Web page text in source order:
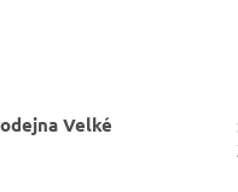
Velké